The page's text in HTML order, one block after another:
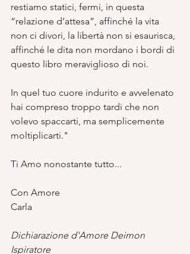
restiamo statici, fermi, in questa
“relazione d’attesa”, affinché la vita
non ci divori, la libertà non si esaurisca,
affinché le dita non mordano i bordi di
questo libro meraviglioso di noi.
In quel tuo cuore indurito e avvelenato
hai compreso troppo tardi che non
volevo spaccarti, ma semplicemente
moltiplicarti."
Ti Amo nonostante tutto...
Con Amore
Carla
Dichiarazione d'Amore Deimon
Ispiratore